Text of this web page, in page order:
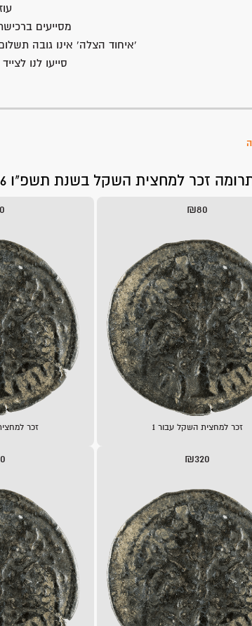
מסייעים
'איחוד הצלה' אינו גובה
סייעו לנו
למחצית השקל בשנת תשפ"ו 2026, עומד על כ-80 ₪ לכל נפש מבני המשפחה.
₪80
זכר למחצית השקל עבור 1 זכר
₪320